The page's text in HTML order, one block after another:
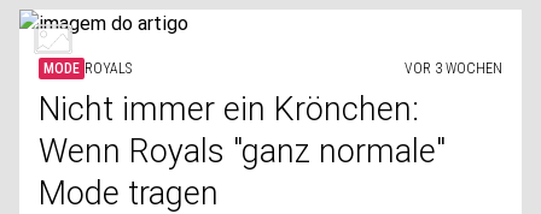
MODE ROYALS VOR 3 WOCHEN
Nicht immer ein Krönchen:
Wenn Royals "ganz normale"
Mode tragen